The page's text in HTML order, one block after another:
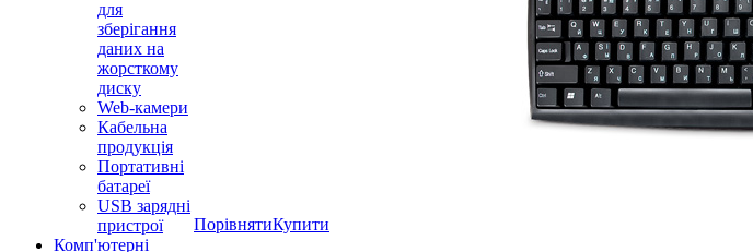
для
зберігання
даних на
жорсткому
диску
Web-камери
Кабельна
продукція
Портативні
батареї
USB зарядні
пристрої
Комп'ютерні
ПорівнятиКупити